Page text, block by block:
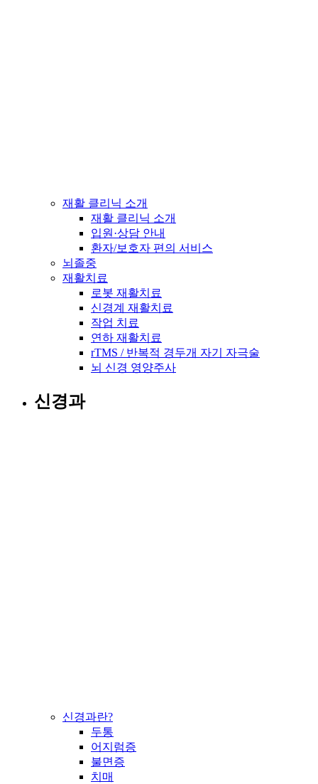
재활 클리닉 소개
재활 클리닉 소개
입원·상담 안내
환자/보호자 편의 서비스
뇌졸중
재활치료
로봇 재활치료
신경계 재활치료
작업 치료
연하 재활치료
rTMS / 반복적 경두개 자기 자극술
뇌 신경 영양주사
신경과
신경과란?
두통
어지럼증
불면증
치매